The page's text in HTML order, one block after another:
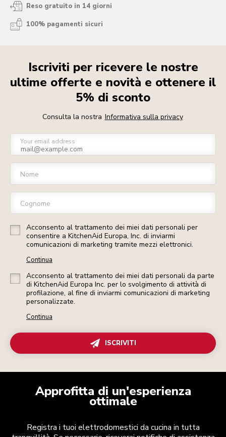
Reso gratuito in 14 giorni
100% pagamenti sicuri
Iscriviti per ricevere le nostre
ultime offerte e novità e ottenere il
5% di sconto
Consulta la nostra Informativa sulla privacy
Your email address
Nome
Cognome
Acconsento al trattamento dei miei dati personali per
consentire a KitchenAid Europa, Inc. di inviarmi
comunicazioni di marketing tramite mezzi elettronici.
Continua
Acconsento al trattamento dei miei dati personali da parte
di KitchenAid Europa Inc. per lo svolgimento di attività di
profilazione, al fine di inviarmi comunicazioni di marketing
personalizzate.
Continua
ISCRIVITI
Approfitta di un'esperienza
ottimale
Registra i tuoi elettrodomestici da cucina in tutta